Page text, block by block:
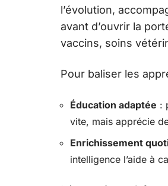
l’évolution,
avant d’ouvrir la
vaccins, soins
Pour baliser les
Éducation adaptée :
vite, mais apprécie
Enrichissement
intelligence l’aide à